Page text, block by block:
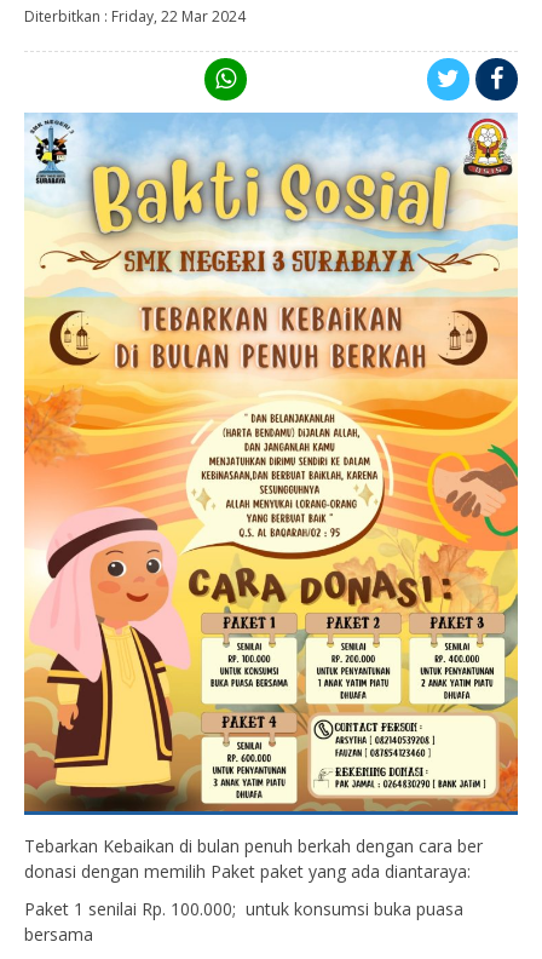
Diterbitkan : Friday, 22 Mar 2024
Tebarkan Kebaikan di bulan penuh berkah dengan cara ber
donasi dengan memilih Paket paket yang ada diantaraya:
Paket 1 senilai Rp. 100.000; untuk konsumsi buka puasa
bersama